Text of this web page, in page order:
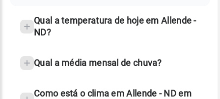
Qual a temperatura de hoje em Allende -
ND?
Qual a média mensal de chuva?
Como está o clima em Allende - ND em